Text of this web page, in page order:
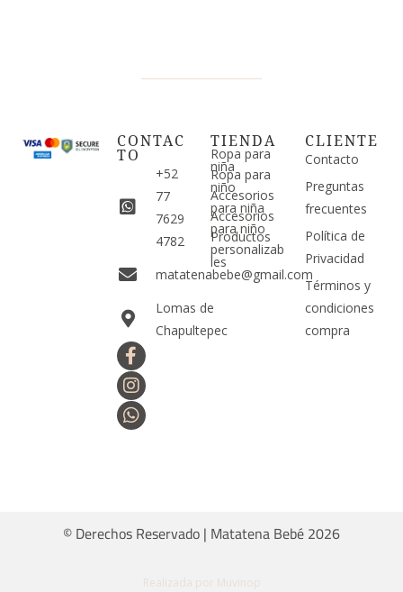
CONTAC
TO
+52
77
7629
4782
matatenabebe@gmail.com
Lomas de
Chapultepec
TIENDA
Ropa para
niña
Ropa para
niño
Accesorios
para niña
Accesorios
para niño
Productos
personalizab
les
CLIENTE
Contacto
Preguntas
frecuentes
Política de
Privacidad
Términos y
condiciones
compra
© Derechos Reservado | Matatena Bebé 2026
Realizada por Muvinop